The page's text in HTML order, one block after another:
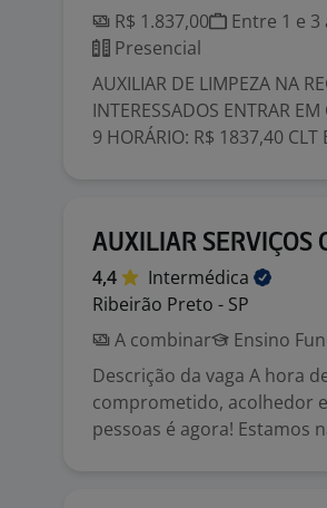
R$ 1.837,00
Entre 1 e 3
Presencial
AUXILIAR DE LIMPEZA NA
INTERESSADOS ENTRAR
9 HORÁRIO: R$ 1837,40 CLT
AUXILIAR SERVIÇOS
4,4
Intermédica
Ribeirão Preto - SP
A combinar
Ensino
Descrição da vaga A hora
comprometido, acolhedor
pessoas é agora! Estamos